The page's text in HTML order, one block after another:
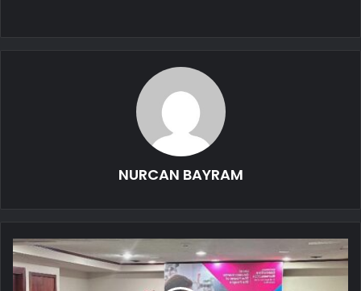
NURCAN BAYRAM